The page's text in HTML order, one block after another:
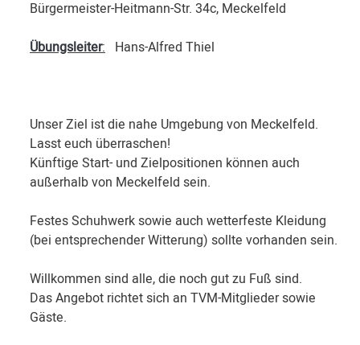
Bürgermeister-Heitmann-Str. 34c, Meckelfeld
Übungsleiter: Hans-Alfred Thiel
Unser Ziel ist die nahe Umgebung von Meckelfeld.
Lasst euch überraschen!
Künftige Start- und Zielpositionen können auch
außerhalb von Meckelfeld sein.
Festes Schuhwerk sowie auch wetterfeste Kleidung
(bei entsprechender Witterung) sollte vorhanden sein.
Willkommen sind alle, die noch gut zu Fuß sind.
Das Angebot richtet sich an TVM-Mitglieder sowie
Gäste.